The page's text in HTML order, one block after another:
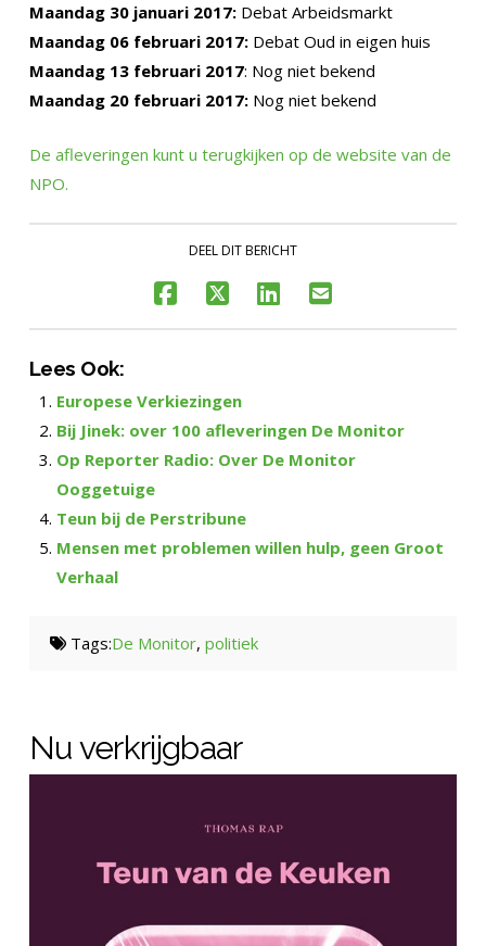
Maandag 30 januari 2017:Debat Arbeidsmarkt
Maandag 06 februari 2017: Debat Oud in eigen huis
Maandag 13 februari 2017: Nog niet bekend
Maandag 20 februari 2017: Nog niet bekend
De afleveringen kunt u terugkijken op de website van de
NPO.
DEEL DIT BERICHT
Lees Ook:
Europese Verkiezingen
Bij Jinek: over 100 afleveringen De Monitor
Op Reporter Radio: Over De Monitor
Ooggetuige
Teun bij de Perstribune
Mensen met problemen willen hulp, geen Groot
Verhaal
Tags:De Monitor,politiek
Nu verkrijgbaar